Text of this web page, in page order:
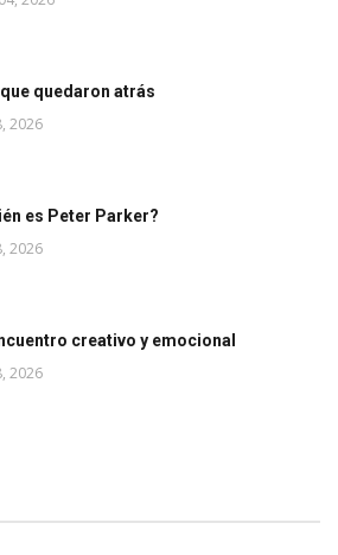
quedaron atrás
2026
es Peter Parker?
2026
creativo y emocional
2026